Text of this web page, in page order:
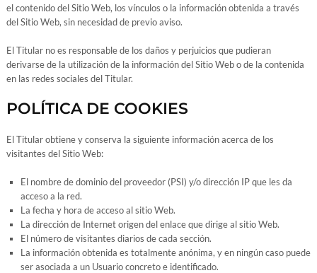
el contenido del Sitio Web, los vínculos o la información obtenida a través
del Sitio Web, sin necesidad de previo aviso.
El Titular no es responsable de los daños y perjuicios que pudieran
derivarse de la utilización de la información del Sitio Web o de la contenida
en las redes sociales del Titular.
POLÍTICA DE COOKIES
El Titular obtiene y conserva la siguiente información acerca de los
visitantes del Sitio Web:
El nombre de dominio del proveedor (PSI) y/o dirección IP que les da
acceso a la red.
La fecha y hora de acceso al sitio Web.
La dirección de Internet origen del enlace que dirige al sitio Web.
El número de visitantes diarios de cada sección.
La información obtenida es totalmente anónima, y en ningún caso puede
ser asociada a un Usuario concreto e identificado.